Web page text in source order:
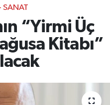
SANAT
“Yirmi Üç
Kitabı”